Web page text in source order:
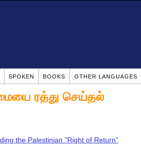
SPOKEN BOOKS OTHER LANGUAGES
ரத்து செய்தல்
the Palestinian "Right of Return"